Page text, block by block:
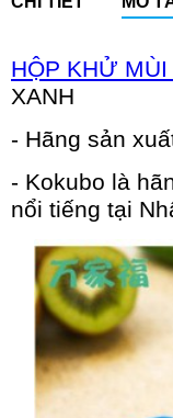
HỘP KHỬ MÙI
XANH
- Hãng sản
- Kokubo là
nổi tiếng tại